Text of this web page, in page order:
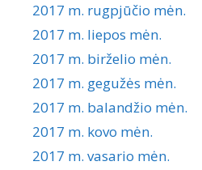
2017 m. rugpjūčio mėn.
2017 m. liepos mėn.
2017 m. birželio mėn.
2017 m. gegužės mėn.
2017 m. balandžio mėn.
2017 m. kovo mėn.
2017 m. vasario mėn.